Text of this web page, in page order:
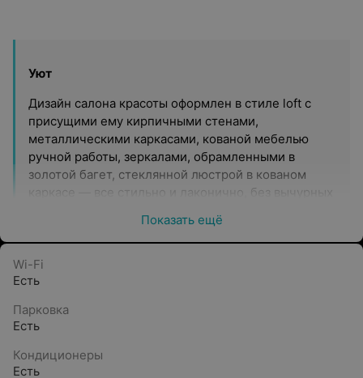
Уют
Дизайн салона красоты оформлен в стиле loft с
присущими ему кирпичными стенами,
металлическими каркасами, кованой мебелью
ручной работы, зеркалами, обрамленными в
золотой багет, стеклянной люстрой в кованом
каркасе — все стильно и лаконично, без вычурных
Профессионализм
Салон «Континент» постоянно развивается.
Мастера совершенствуются в профессии, изучают
новые технологии, техники по уходу за волосами
и ногтями, современные материалы, принимают
квалификации и конкурсах, занимают призовые
Показать ещё
Wi-Fi
Есть
Парковка
Есть
Кондиционеры
Есть